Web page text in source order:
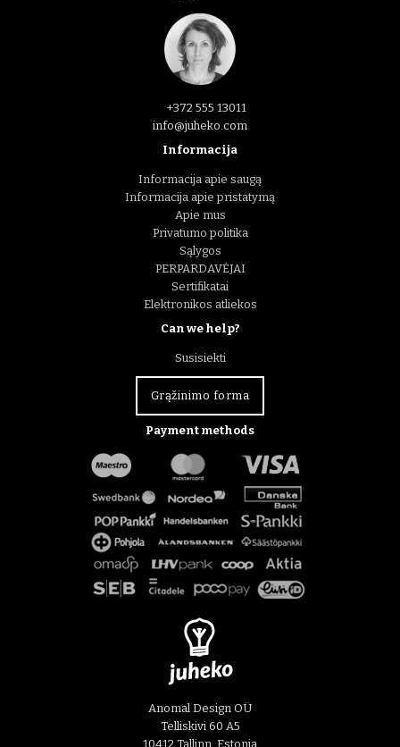
+372 555 13011
info@juheko.com
Informacija
Informacija apie saugą
Informacija apie pristatymą
Apie mus
Privatumo politika
Sąlygos
PERPARDAVĖJAI
Sertifikatai
Elektronikos atliekos
Can we help?
Susisiekti
Grąžinimo forma
Payment methods
Anomal Design OÜ
Telliskivi 60 A5
10412 Tallinn, Estonia